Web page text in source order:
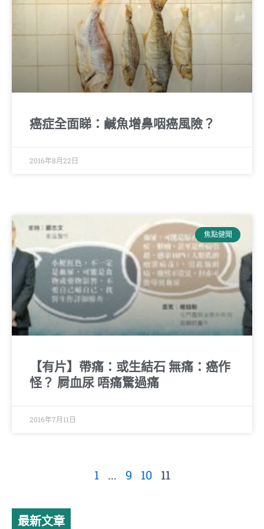
癌症全面睇：鹹魚增鼻咽癌風險？
2016年8月22日
焦點健聞
【有片】帶痛：或生結石 無痛：癌作
怪？ 屙血尿 唔痛驚過痛
2016年7月11日
1 ... 9 10 11
最新文章